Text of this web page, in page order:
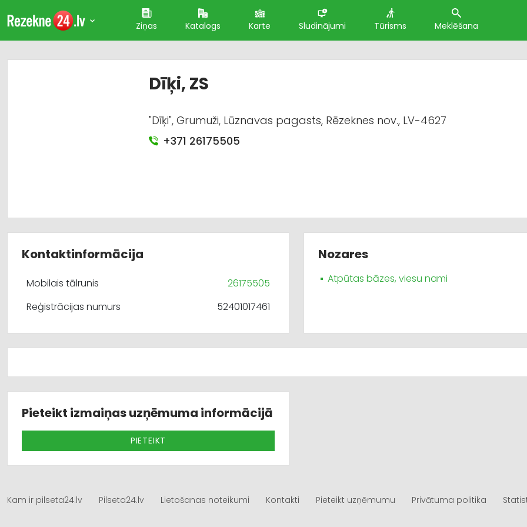
Ziņas Katalogs Karte Sludinājumi Tūrisms Meklēšana
Dīķi, ZS
"Dīķi", Grumuži, Lūznavas pagasts, Rēzeknes nov., LV-4627
+371 26175505
Kontaktinformācija
Mobilais tālrunis
26175505
Reģistrācijas numurs
52401017461
Nozares
Atpūtas bāzes, viesu nami
Pieteikt izmaiņas uzņēmuma informācijā
PIETEIKT
Kam ir pilseta24.lv Pilseta24.lv Lietošanas noteikumi Kontakti Pieteikt uzņēmumu Privātuma politika